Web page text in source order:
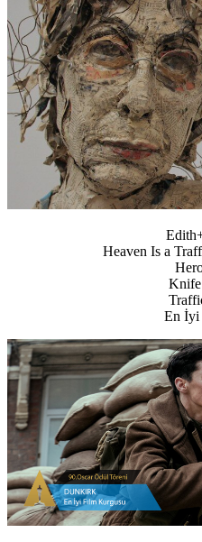
Heaven Is a
En İyi